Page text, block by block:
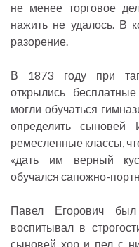
не менее торговое
нажить не удалось. В
разорение.
В 1873 году при
открылись
могли обучаться
определить
ремесленные классы,
«дать им верный
обучался сапожно-
Павел Егорович
воспитывал в
сыновей хор и пел с